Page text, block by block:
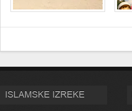
ISLAMSKE IZREKE